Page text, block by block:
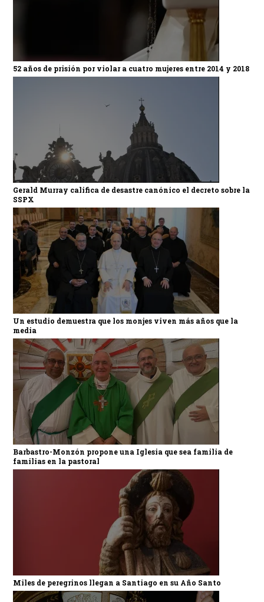
52 años de prisión por violar a cuatro mujeres entre 2014 y 2018
Gerald Murray califica de desastre canónico el decreto sobre la
SSPX
Un estudio demuestra que los monjes viven más años que la
media
Barbastro-Monzón propone una Iglesia que sea familia de
familias en la pastoral
Miles de peregrinos llegan a Santiago en su Año Santo